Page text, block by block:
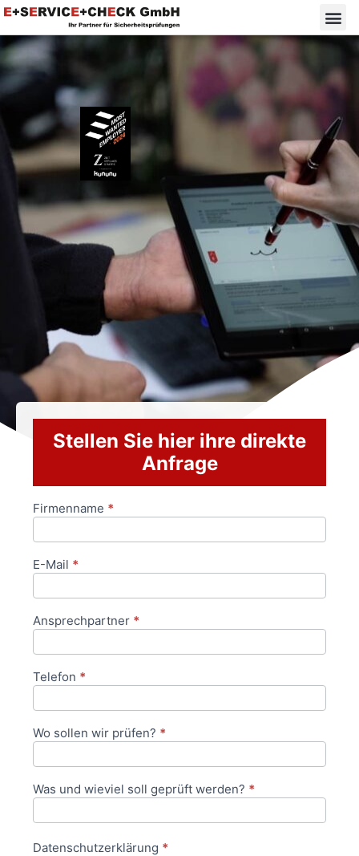
Stellen Sie hier ihre direkte
Anfrage
Anfrageformular
Firmenname *
E-Mail *
Ansprechpartner *
Telefon *
Wo sollen wir prüfen? *
Was und wieviel soll geprüft werden? *
Datenschutzerklärung *